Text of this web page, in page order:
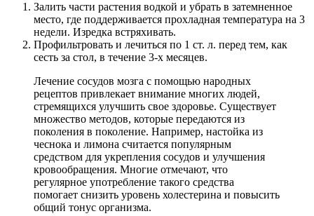
Залить части растения водкой и убрать в затемненное
место, где поддерживается прохладная температура на 3
недели. Изредка встряхивать.
Профильтровать и лечиться по 1 ст. л. перед тем, как
сесть за стол, в течение 3-х месяцев.
Лечение сосудов мозга с помощью народных
рецептов привлекает внимание многих людей,
стремящихся улучшить свое здоровье. Существует
множество методов, которые передаются из
поколения в поколение. Например, настойка из
чеснока и лимона считается популярным
средством для укрепления сосудов и улучшения
кровообращения. Многие отмечают, что
регулярное употребление такого средства
помогает снизить уровень холестерина и повысить
общий тонус организма.